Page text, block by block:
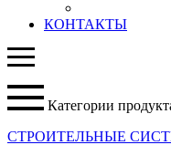
КОНТАКТЫ
Категории
СТРОИТЕЛЬНЫЕ